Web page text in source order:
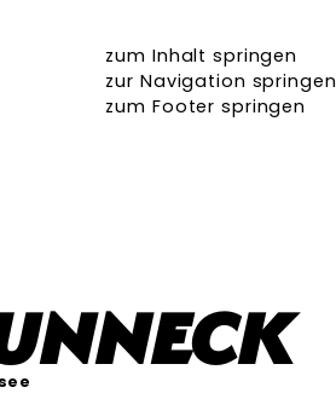
zum Inhalt springen
zur Navigation springen
zum Footer springen